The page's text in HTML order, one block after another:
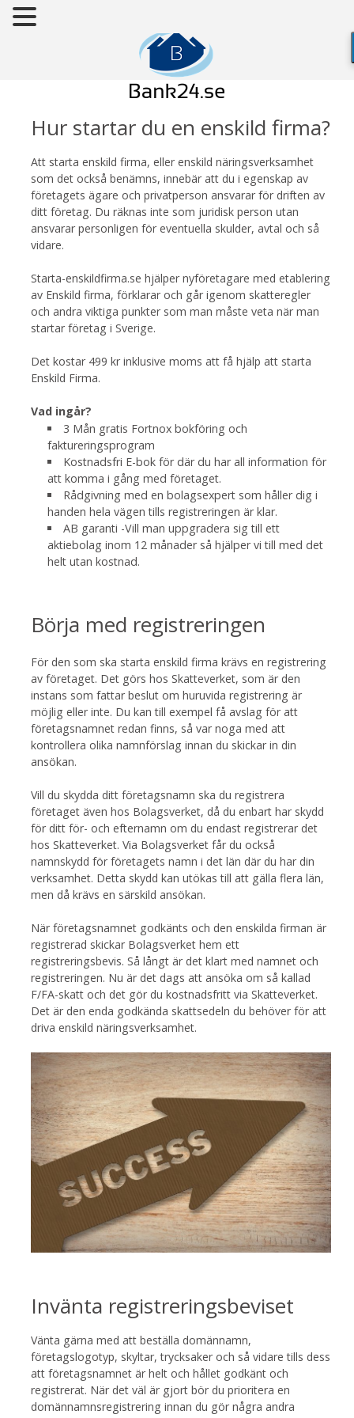
Hur startar du en enskild firma?
Att starta enskild firma, eller enskild näringsverksamhet
som det också benämns, innebär att du i egenskap av
företagets ägare och privatperson ansvarar för driften av
ditt företag. Du räknas inte som juridisk person utan
ansvarar personligen för eventuella skulder, avtal och så
vidare.
Starta-enskildfirma.se hjälper nyföretagare med etablering
av Enskild firma, förklarar och går igenom skatteregler
och andra viktiga punkter som man måste veta när man
startar företag i Sverige.
Det kostar 499 kr inklusive moms att få hjälp att starta
Enskild Firma.
Vad ingår?
3 Mån gratis Fortnox bokföring och
faktureringsprogram
Kostnadsfri E-bok för där du har all information för
att komma i gång med företaget.
Rådgivning med en bolagsexpert som håller dig i
handen hela vägen tills registreringen är klar.
AB garanti -Vill man uppgradera sig till ett
aktiebolag inom 12 månader så hjälper vi till med det
helt utan kostnad.
Börja med registreringen
För den som ska starta enskild firma krävs en registrering
av företaget. Det görs hos Skatteverket, som är den
instans som fattar beslut om huruvida registrering är
möjlig eller inte. Du kan till exempel få avslag för att
företagsnamnet redan finns, så var noga med att
kontrollera olika namnförslag innan du skickar in din
ansökan.
Vill du skydda ditt företagsnamn ska du registrera
företaget även hos Bolagsverket, då du enbart har skydd
för ditt för- och efternamn om du endast registrerar det
hos Skatteverket. Via Bolagsverket får du också
namnskydd för företagets namn i det län där du har din
verksamhet. Detta skydd kan utökas till att gälla flera län,
men då krävs en särskild ansökan.
När företagsnamnet godkänts och den enskilda firman är
registrerad skickar Bolagsverket hem ett
registreringsbevis. Så långt är det klart med namnet och
registreringen. Nu är det dags att ansöka om så kallad
F/FA-skatt och det gör du kostnadsfritt via Skatteverket.
Det är den enda godkända skattsedeln du behöver för att
driva enskild näringsverksamhet.
Invänta registreringsbeviset
Vänta gärna med att beställa domännamn,
företagslogotyp, skyltar, trycksaker och så vidare tills dess
att företagsnamnet är helt och hållet godkänt och
registrerat. När det väl är gjort bör du prioritera en
domännamnsregistrering innan du gör några andra